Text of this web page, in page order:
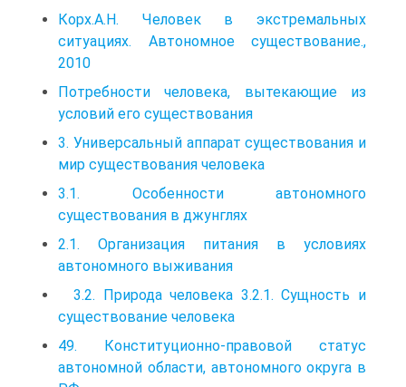
Корх.А.Н. Человек в экстремальных
ситуациях. Автономное существование.,
2010
Потребности человека, вытекающие из
условий его существования
3. Универсальный аппарат существования и
мир существования человека
3.1. Особенности автономного
существования в джунглях
2.1. Организация питания в условиях
автономного выживания
3.2. Природа человека 3.2.1. Сущность и
существование человека
49. Конституционно-правовой статус
автономной области, автономного округа в